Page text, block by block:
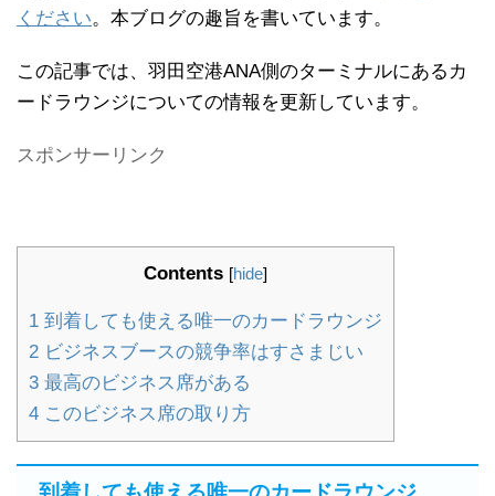
ください。本ブログの趣旨を書いています。
この記事では、羽田空港ANA側のターミナルにあるカ
ードラウンジについての情報を更新しています。
スポンサーリンク
Contents [hide]
1 到着しても使える唯一のカードラウンジ
2 ビジネスブースの競争率はすさまじい
3 最高のビジネス席がある
4 このビジネス席の取り方